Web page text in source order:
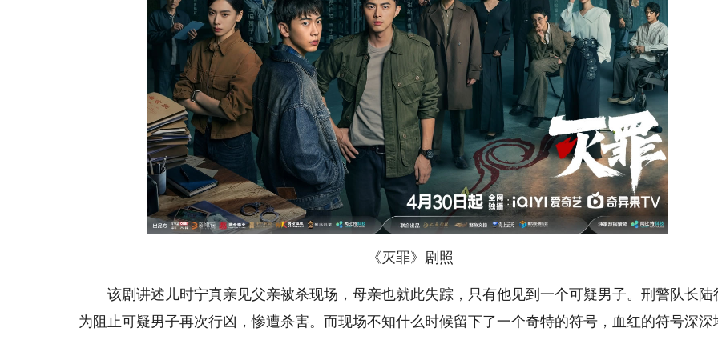
《灭罪》剧照
该剧讲述儿时宁真亲见父亲被杀现场，母亲也就此失踪，只有他见到一个可疑男子。刑警队长陆
为阻止可疑男子再次行凶，惨遭杀害。而现场不知什么时候留下了一个奇特的符号，血红的符号深深